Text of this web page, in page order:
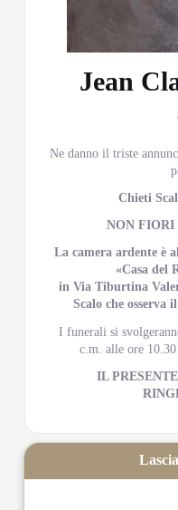
Jean
Ne danno il triste
Chieti
NON FIORI
La camera ardente è
«Casa del
in Via Tiburtina
Scalo che osserva
I funerali si
c.m. alle ore 10.30
IL